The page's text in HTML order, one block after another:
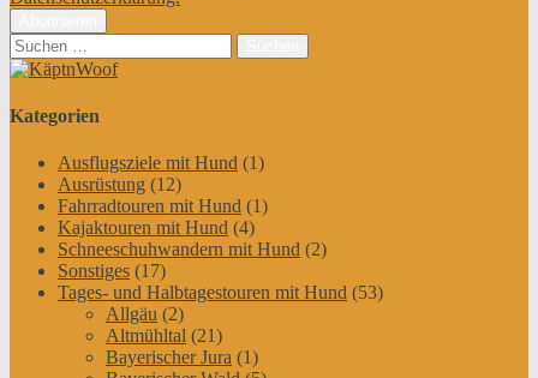
Suchen
nach:
Kategorien
Ausflugsziele mit Hund (1)
Ausrüstung (12)
Fahrradtouren mit Hund (1)
Kajaktouren mit Hund (4)
Schneeschuhwandern mit Hund (2)
Sonstiges (17)
Tages- und Halbtagestouren mit Hund (53)
Allgäu (2)
Altmühltal (21)
Bayerischer Jura (1)